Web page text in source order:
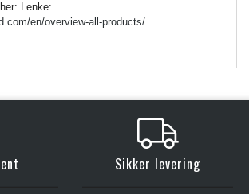
Lenke:
en/overview-all-products/
Sikker levering